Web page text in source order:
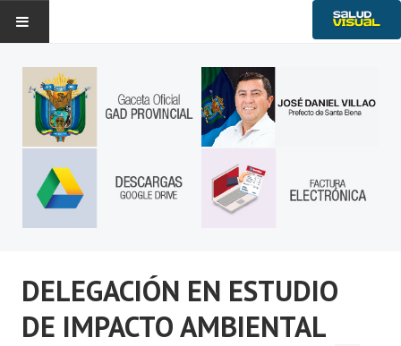
Historia
Noticias
Gobierno Provincial
Transparencia
Ambiente
DELEGACIÓN EN ESTUDIO
DE IMPACTO AMBIENTAL